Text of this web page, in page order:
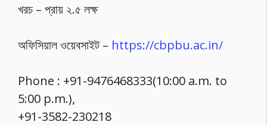
খরচ – প্রায় ২.৫ লক্ষ
অফিসিয়াল ওয়েবসাইট – https://cbpbu.ac.in/
Phone : +91-9476468333(10:00 a.m. to
5:00 p.m.),
+91-3582-230218